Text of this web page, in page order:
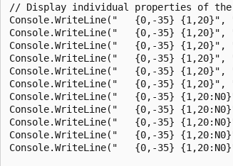
// Display individual properties of the
Console.WriteLine("   {0,-35} {1,20}",
Console.WriteLine("   {0,-35} {1,20}",
Console.WriteLine("   {0,-35} {1,20}",
Console.WriteLine("   {0,-35} {1,20}",
Console.WriteLine("   {0,-35} {1,20}",
Console.WriteLine("   {0,-35} {1,20}",
Console.WriteLine("   {0,-35}
Console.WriteLine("   {0,-35}
Console.WriteLine("   {0,-35}
Console.WriteLine("   {0,-35}
Console.WriteLine("   {0,-35}